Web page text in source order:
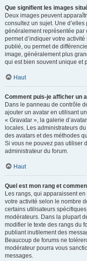
Que signifient les images
Deux images peuvent
consultez un sujet. Une
généralement représentée par
permet d’indiquer votre
publié, ou permet de
image, généralement plus
qui est bien souvent unique et
Haut
Comment puis-je afficher un
Dans le panneau de contrôle
ajouter un avatar en utilisant
« Gravatar », la galerie
locales. Les administrateurs
des avatars et des méthodes
Si vous ne pouvez pas utiliser
administrateur du forum.
Haut
Quel est mon rang et
Les rangs, qui apparaissent
votre activité selon le nombre
certains utilisateurs
modérateurs. Dans la plupart
modifier le texte des rangs du
publiant inutilement des
Beaucoup de forums ne
modérateur pourra vous
messages.